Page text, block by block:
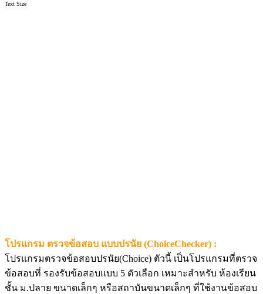
Text Size
โปรแกรม ตรวจข้อสอบ แบบปรนัย (ChoiceChecker) :
โปรแกรมตรวจข้อสอบปรนัย(Choice) ตัวนี้ เป็นโปรแกรมที่ตรวจ
ข้อสอบที่ รองรับข้อสอบแบบ 5 ตัวเลือก เหมาะสำหรับ ห้องเรียน
ชั้น ม.ปลาย ขนาดเล็กๆ หรือสถาบันขนาดเล็กๆ ที่ใช้งานข้อสอบ